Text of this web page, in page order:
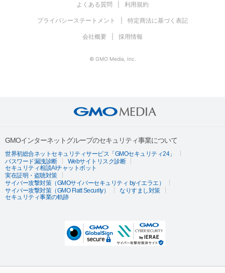
よくある質問 利用規約
プライバシーステートメント 特定商法に基づく表記
会社概要 採用情報
© GMO Media, Inc.
GMOインターネットグループのセキュリティ事業について
世界初総合ネットセキュリティサービス「GMOセキュリティ24」
パスワード漏洩診断
Webサイトリスク診断
セキュリティ相談AIチャットボット
実在証明・盗聴対策
サイバー攻撃対策（GMOサイバーセキュリティ byイエラエ）
サイバー攻撃対策（GMO Flatt Security）
なりすまし対策
セキュリティ事業の軌跡